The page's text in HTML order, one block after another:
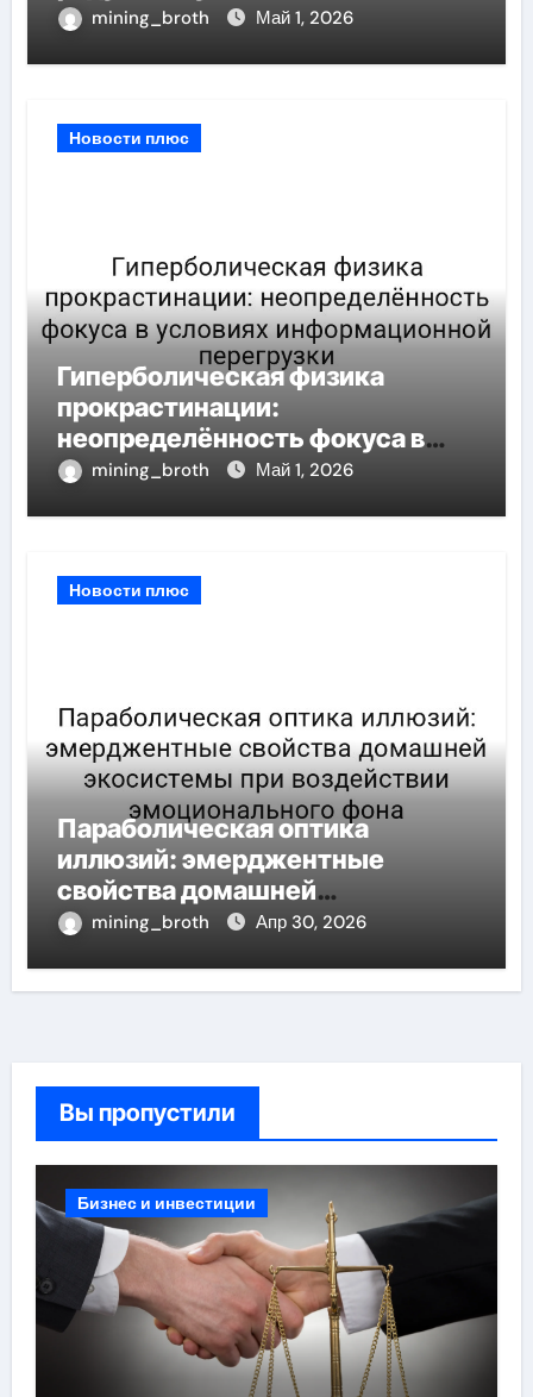
неопределённости
mining_broth Май 1, 2026
Новости плюс
Гиперболическая физика
прокрастинации:
неопределённость фокуса в
условиях информационной
mining_broth Май 1, 2026
Новости плюс
Параболическая оптика
иллюзий: эмерджентные
свойства домашней
экосистемы при воздействии
mining_broth Апр 30, 2026
Вы пропустили
Бизнес и инвестиции